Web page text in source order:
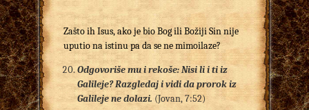
Zašto ih Isus, ako je bio Bog ili Božiji Sin nije
uputio na istinu pa da se ne mimoilaze?
Odgovoriše mu i rekoše: Nisi li i ti iz
Galileje? Razgledaj i vidi da prorok iz
Galileje ne dolazi. (Jovan, 7:52)